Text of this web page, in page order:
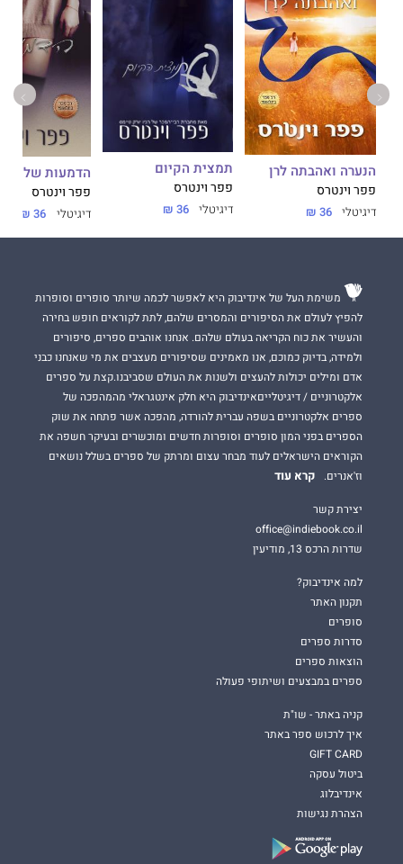
בפנינו עלילה סוחפת וגיבורים מרתקים, שלכאורה חסרי ישע, אך
מגלים בתוכם כוחות נפש עצומים.
פפר וינטרסזכתה בפרסים רבים על עבודתה וספריה התברגו
לרשימות רבי-המכר של USA Today, Wall street Journal, NY
Times ועוד...
הנערה ואהבתה לרן
פפר וינטרס
דיגיטלי 36 ₪
תמצית הקיום
פפר וינטרס
דיגיטלי 36 ₪
הדמעות של טס
פפר וינטרס
דיגיטלי 36 ₪
משימת העל של אינדיבוק היא לאפשר לכמה שיותר סופרים וסופרות
להפיץ לעולם את הסיפורים והמסרים שלהם, לתת לקוראים חופש בחירה
והעשיר את כוח הקריאה בעולם שלהם. אנחנו אוהבים ספרים, סיפורים
ולמידה, בדיוק כמוכם, אנו מאמינים שסיפורים מעצבים את מי שאנחנו כבני
אדם ומילים יכולות להעצים ולשנות את העולם שסביבנו.קצת על ספרים
אלקטרוניים / דיגיטלייםאינדיבוק היא חלק אינטגראלי מהמהפכה של
ספרים אלקטרוניים בשפה עברית להורדה, מהפכה אשר פתחה את שוק
הספרים בפני המון סופרים וסופרות חדשים ומוכשרים ובעיקר חשפה את
הקוראים הישראלים לעוד מבחר עצום ומרתק של ספרים בשלל נושאים
וז'אנרים.
קרא עוד
יצירת קשר
office@indiebook.co.il
שדרות הרכס 13, מודיעין
למה אינדיבוק?
תקנון האתר
סופרים
סדרות ספרים
הוצאות ספרים
ספרים במבצעים ושיתופי פעולה
קניה באתר - שו"ת
איך לרכוש ספר באתר
GIFT CARD
ביטול עסקה
אינדיבלוג
הצהרת נגישות